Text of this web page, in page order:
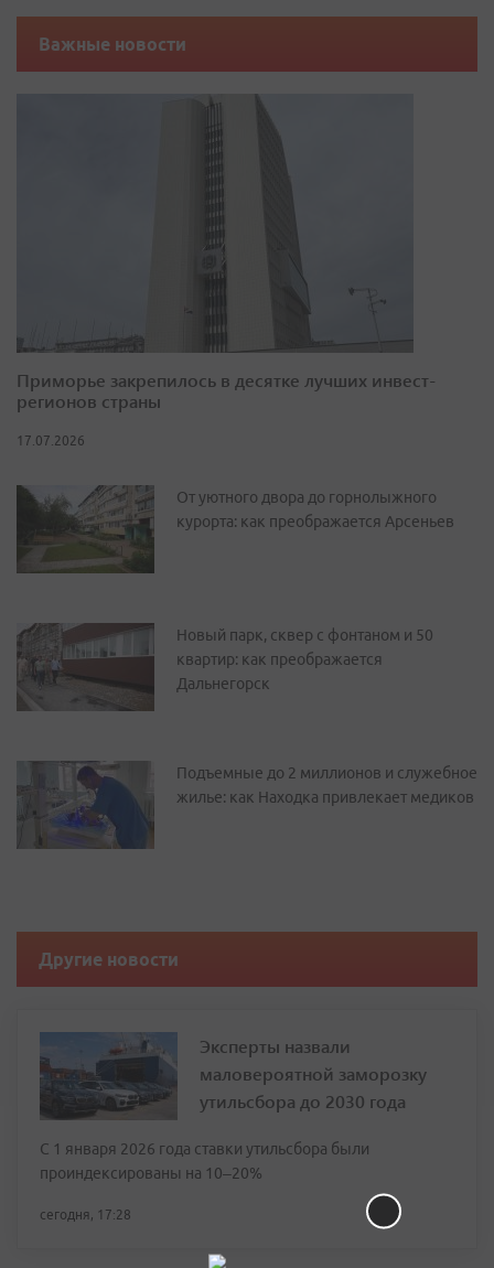
Важные новости
Приморье закрепилось в десятке лучших инвест-
регионов страны
17.07.2026
От уютного двора до горнолыжного
курорта: как преображается Арсеньев
Новый парк, сквер с фонтаном и 50
квартир: как преображается
Дальнегорск
Подъемные до 2 миллионов и служебное
жилье: как Находка привлекает медиков
Другие новости
Эксперты назвали
маловероятной заморозку
утильсбора до 2030 года
С 1 января 2026 года ставки утильсбора были
проиндексированы на 10–20%
сегодня, 17:28